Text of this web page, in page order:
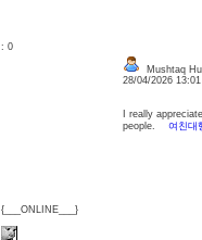
: 0
{___ONLINE___}
Mushtaq
28/04/2026
I really
people. 여친대